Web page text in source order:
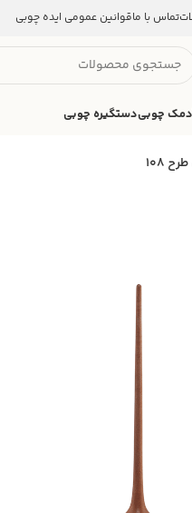
تماس با ماقوانین عمومی ایده چوبی
چوبیدستگیره چوبی
108